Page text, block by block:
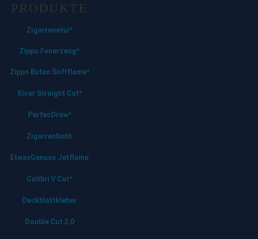
PRODUKTE
Zigarrenetui*
Zippo Feuerzeug*
Zippo Butan Softflame*
Xicar Straight Cut*
PerfecDraw*
Zigarrenbank
EtwasGenuss Jetflame
Colibri V Cut*
Deckblattkleber
Double Cut 2.0